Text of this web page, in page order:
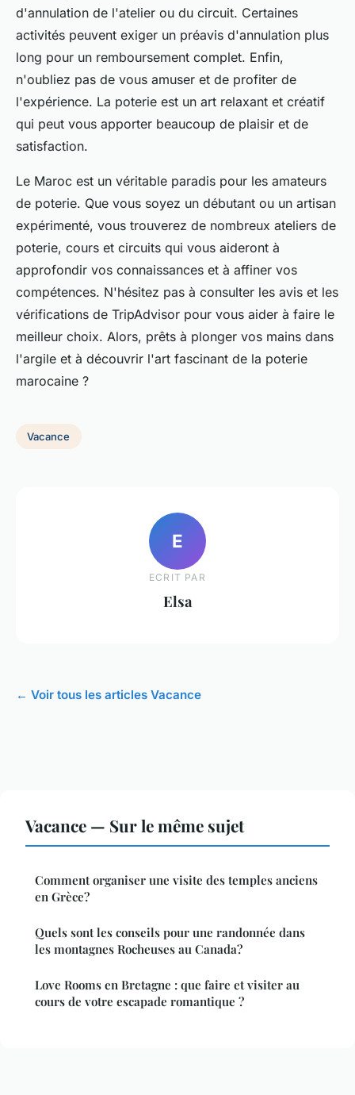
d'annulation de l'atelier ou du circuit. Certaines
activités peuvent exiger un préavis d'annulation plus
long pour un remboursement complet. Enfin,
n'oubliez pas de vous amuser et de profiter de
l'expérience. La poterie est un art relaxant et créatif
qui peut vous apporter beaucoup de plaisir et de
satisfaction.
Le Maroc est un véritable paradis pour les amateurs
de poterie. Que vous soyez un débutant ou un artisan
expérimenté, vous trouverez de nombreux ateliers de
poterie, cours et circuits qui vous aideront à
approfondir vos connaissances et à affiner vos
compétences. N'hésitez pas à consulter les avis et les
vérifications de TripAdvisor pour vous aider à faire le
meilleur choix. Alors, prêts à plonger vos mains dans
l'argile et à découvrir l'art fascinant de la poterie
marocaine ?
Vacance
E
ECRIT PAR
Elsa
← Voir tous les articles Vacance
Vacance — Sur le même sujet
Comment organiser une visite des temples anciens
en Grèce?
Quels sont les conseils pour une randonnée dans
les montagnes Rocheuses au Canada?
Love Rooms en Bretagne : que faire et visiter au
cours de votre escapade romantique ?